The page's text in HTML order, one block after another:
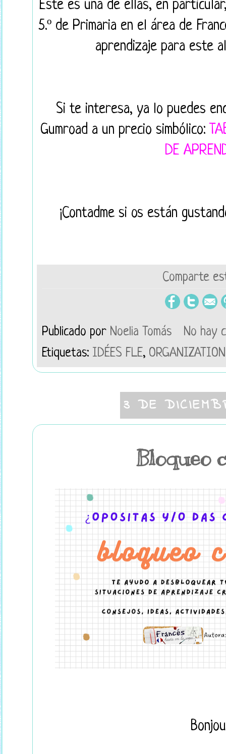
Este es una de ellas, en
5.º de Primaria en el área de
aprendizaje para este
Si te interesa, ya lo puedes
Gumroad a un precio simbólico:
DE
¡Contadme si os están
Comparte
Publicado por Noelia Tomás
No hay
Etiquetas: IDÉES FLE, ORGANIZATION
3 DE
Bloqueo